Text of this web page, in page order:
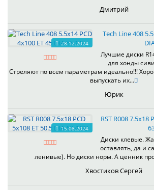
Дмитрий
28.12.2024
Tech Line 408
Лучшие диски
для хонды
Стреляют по всем параметрам идеально!!!
выпускать их...
Юрик
15.08.2024
RST R008 7.5x18
Диски клевые.
оставлять, да и
ленивые). Но диски норм. А ценник
Хвостиков Сергей